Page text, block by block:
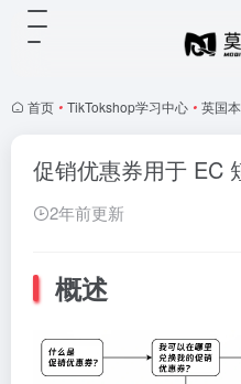
首页 • TikTokshop学习中心 • 英国
促销优惠券用于 EC
2年前更新
概述